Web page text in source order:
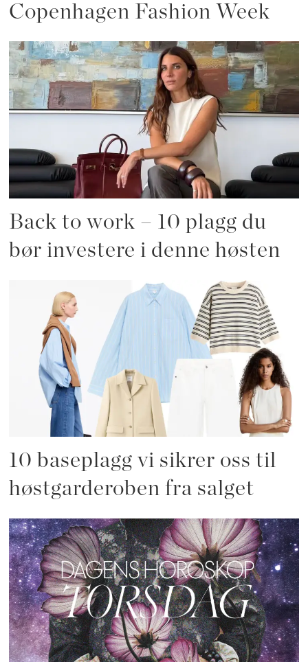
Copenhagen Fashion Week
Back to work – 10 plagg du
bør investere i denne høsten
10 baseplagg vi sikrer oss til
høstgarderoben fra salget